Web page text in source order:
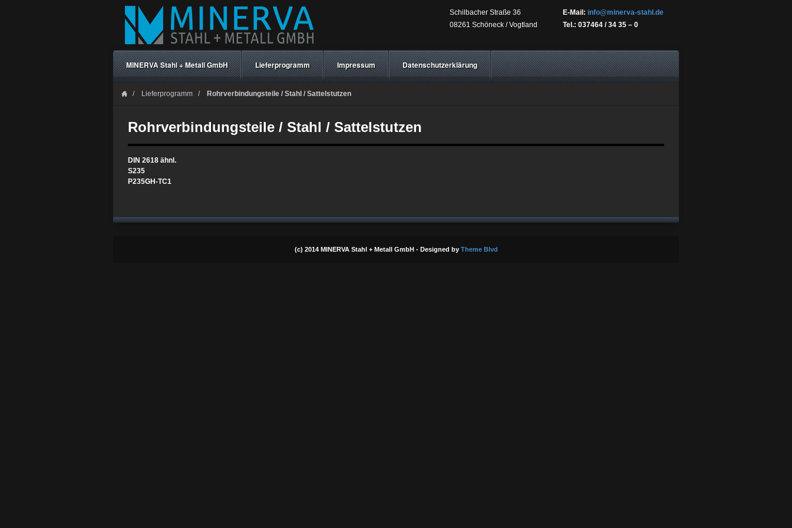
Schilbacher Straße 36
08261 Schöneck / Vogtland
E-Mail: info@minerva-stahl.de
Tel.: 037464 / 34 35 – 0
MINERVA Stahl + Metall GmbH Lieferprogramm Impressum Datenschutzerklärung
Lieferprogramm Rohrverbindungsteile / Stahl / Sattelstutzen
Rohrverbindungsteile / Stahl / Sattelstutzen
DIN 2618 ähnl.
S235
P235GH-TC1
(c) 2014 MINERVA Stahl + Metall GmbH - Designed by Theme Blvd